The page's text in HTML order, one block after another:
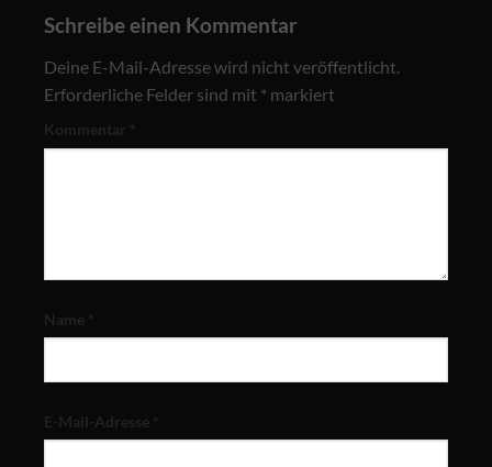
Schreibe einen Kommentar
Deine E-Mail-Adresse wird nicht veröffentlicht.
Erforderliche Felder sind mit * markiert
Kommentar *
Name *
E-Mail-Adresse *